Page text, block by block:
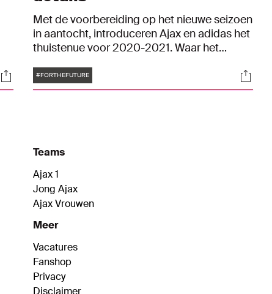
Socials
Met de voorbereiding op het nieuwe seizoen
in aantocht, introduceren Ajax en adidas het
thuistenue voor 2020-2021. Waar het
kende, als speelse verwijzing naar de
Amsterdamse vlag, wordt voor 2020-2021
Tags
#FORTHEFUTURE
Teams
Ajax 1
Jong Ajax
Ajax Vrouwen
Meer
Vacatures
Fanshop
Privacy
Disclaimer